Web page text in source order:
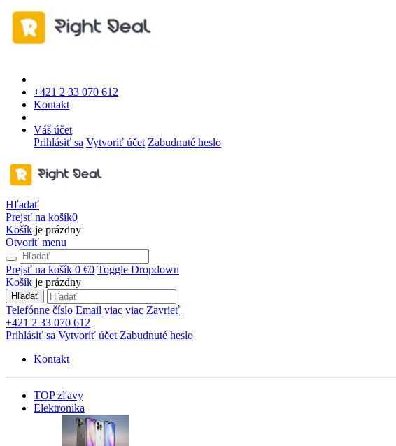
+421 2 33 070 612
Kontakt
Váš účet
Prihlásiť sa Vytvoriť účet Zabudnuté heslo
Hľadať
Prejsť na košík0
Košík je prázdny
Otvoriť menu
Prejsť na košík 0 €0 Toggle Dropdown
Košík je prázdny
Hľadať
Telefónne číslo Email viac viac Zavrieť
+421 2 33 070 612
Prihlásiť sa Vytvoriť účet Zabudnuté heslo
Kontakt
TOP zľavy
Elektronika